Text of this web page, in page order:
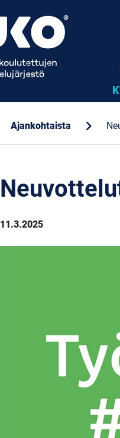
Ajankohtaista chevron_right
11.3.2025